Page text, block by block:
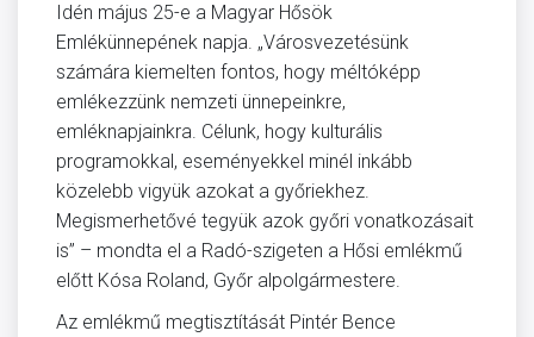
Idén május 25-e a Magyar Hősök
Emlékünnepének napja. „Városvezetésünk
számára kiemelten fontos, hogy méltóképp
emlékezzünk nemzeti ünnepeinkre,
emléknapjainkra. Célunk, hogy kulturális
programokkal, eseményekkel minél inkább
közelebb vigyük azokat a győriekhez.
Megismerhetővé tegyük azok győri vonatkozásait
is” – mondta el a Radó-szigeten a Hősi emlékmű
előtt Kósa Roland, Győr alpolgármestere.
Az emlékmű megtisztítását Pintér Bence